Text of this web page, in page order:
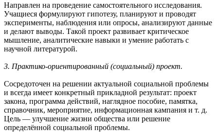
Направлен на проведение самостоятельного исследования.
Учащиеся формулируют гипотезу, планируют и проводят
эксперименты, наблюдения или опросы, анализируют данные
и делают выводы. Такой проект развивает критическое
мышление, аналитические навыки и умение работать с
научной литературой.
3. Практико-ориентированный (социальный) проект.
Сосредоточен на решении актуальной социальной проблемы
и всегда имеет конкретный прикладной результат: проект
закона, программа действий, наглядное пособие, памятка,
справочник, мероприятие, информационная кампания и т. д.
Цель — улучшение жизни общества или решение
определённой социальной проблемы.